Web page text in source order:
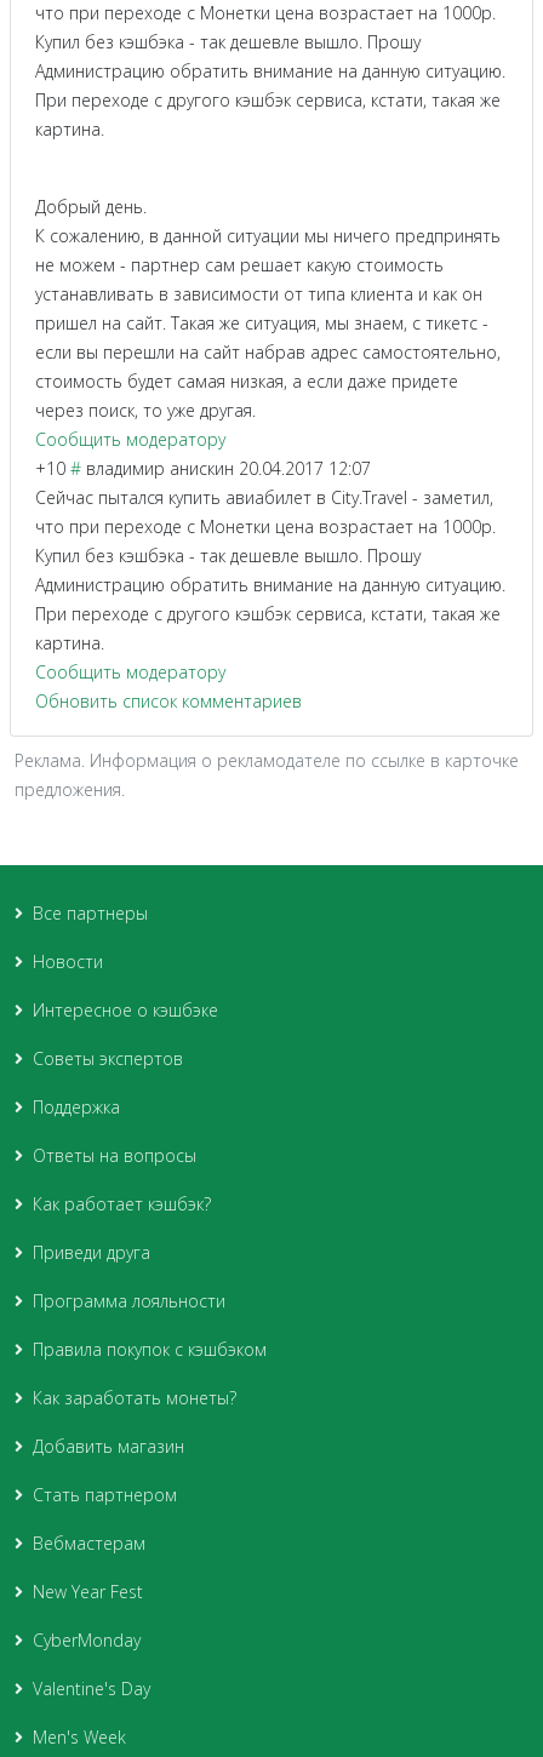
что при переходе с Монетки цена возрастает на 1000р.
Купил без кэшбэка - так дешевле вышло. Прошу
Администрацию обратить внимание на данную ситуацию.
При переходе с другого кэшбэк сервиса, кстати, такая же
картина.
Добрый день.
К сожалению, в данной ситуации мы ничего предпринять
не можем - партнер сам решает какую стоимость
устанавливать в зависимости от типа клиента и как он
пришел на сайт. Такая же ситуация, мы знаем, с тикетс -
если вы перешли на сайт набрав адрес самостоятельно,
стоимость будет самая низкая, а если даже придете
через поиск, то уже другая.
Сообщить модератору
+10 # владимир анискин 20.04.2017 12:07
Сейчас пытался купить авиабилет в City.Travel - заметил,
что при переходе с Монетки цена возрастает на 1000р.
Купил без кэшбэка - так дешевле вышло. Прошу
Администрацию обратить внимание на данную ситуацию.
При переходе с другого кэшбэк сервиса, кстати, такая же
картина.
Сообщить модератору
Обновить список комментариев
Реклама. Информация о рекламодателе по ссылке в карточке
предложения.
Все партнеры
Новости
Интересное о кэшбэке
Советы экспертов
Поддержка
Ответы на вопросы
Как работает кэшбэк?
Приведи друга
Программа лояльности
Правила покупок с кэшбэком
Как заработать монеты?
Добавить магазин
Стать партнером
Вебмастерам
New Year Fest
CyberMonday
Valentine's Day
Men's Week